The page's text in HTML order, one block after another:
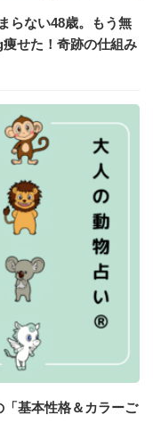
らない48歳。もう無
せた！奇跡の仕組み
「基本性格＆カラーご